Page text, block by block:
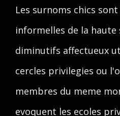
Les surnoms chics
informelles de la haute
diminutifs affectueux
cercles privilegies ou
membres du meme
evoquent les ecoles